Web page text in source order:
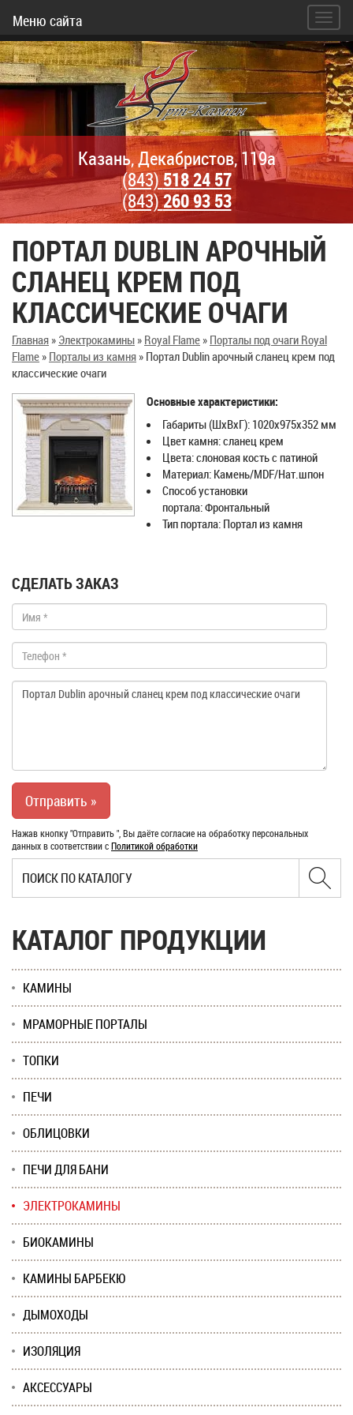
Меню сайта
Казань, Декабристов, 119а
(843)518 24 57
(843)260 93 53
ПОРТАЛ DUBLIN АРОЧНЫЙ
СЛАНЕЦ КРЕМ ПОД
КЛАССИЧЕСКИЕ ОЧАГИ
Главная» Электрокамины» Royal Flame» Порталы под очаги Royal
Flame» Порталы из камня» Портал Dublin арочный сланец крем под
классические очаги
Основные характеристики:
Габариты (ШхВхГ): 1020х975х352 мм
Цвет камня: сланец крем
Цвета: слоновая кость с патиной
Материал: Камень/MDF/Нат.шпон
Способ установки
портала: Фронтальный
Тип портала: Портал из камня
СДЕЛАТЬ ЗАКАЗ
Нажав кнопку "Отправить ", Вы даёте согласие на обработку персональных
данных в соответствии сПолитикой обработки
КАТАЛОГ ПРОДУКЦИИ
КАМИНЫ
МРАМОРНЫЕ ПОРТАЛЫ
ТОПКИ
ПЕЧИ
ОБЛИЦОВКИ
ПЕЧИ ДЛЯ БАНИ
ЭЛЕКТРОКАМИНЫ
БИОКАМИНЫ
КАМИНЫ БАРБЕКЮ
ДЫМОХОДЫ
ИЗОЛЯЦИЯ
АКСЕССУАРЫ